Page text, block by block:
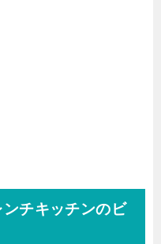
チキッチンのビ